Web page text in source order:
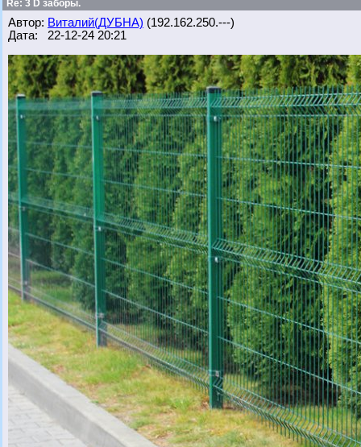
Re: 3 D заборы.
Автор: Виталий(ДУБНА) (192.162.250.---)
Дата: 22-12-24 20:21